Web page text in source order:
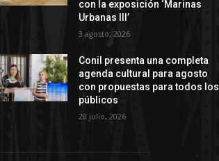
con la exposición ‘Marinas
Urbanas III’
3 agosto, 2026
Conil presenta una completa
agenda cultural para agosto
con propuestas para todos los
públicos
28 julio, 2026